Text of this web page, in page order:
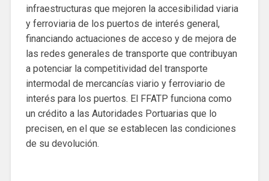
infraestructuras que mejoren la accesibilidad viaria
y ferroviaria de los puertos de interés general,
financiando actuaciones de acceso y de mejora de
las redes generales de transporte que contribuyan
a potenciar la competitividad del transporte
intermodal de mercancías viario y ferroviario de
interés para los puertos. El FFATP funciona como
un crédito a las Autoridades Portuarias que lo
precisen, en el que se establecen las condiciones
de su devolución.